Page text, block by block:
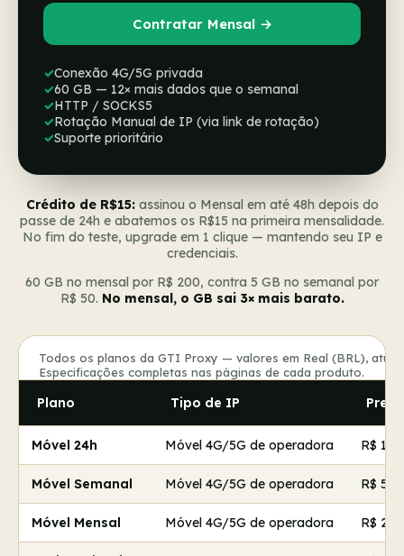
Contratar Mensal →
Conexão 4G/5G privada
60 GB — 12× mais dados que o semanal
HTTP / SOCKS5
Rotação Manual de IP (via link de rotação)
Suporte prioritário
Crédito de R$15:assinou o Mensal em até 48h depois do
passe de 24h e abatemos os R$15 na primeira mensalidade.
No fim do teste, upgrade em 1 clique — mantendo seu IP e
credenciais.
60 GB no mensal por R$ 200, contra 5 GB no semanal por
R$ 50. No mensal, o GB sai 3× mais barato.
Todos os planos da GTI Proxy — valores em Real (BRL),
Especificações completas nas páginas de cada produto.
Plano Tipo de IP Preço
Móvel 24h Móvel 4G/5G de operadora R$ 15
Móvel Semanal Móvel 4G/5G de operadora R$ 50
Móvel Mensal Móvel 4G/5G de operadora R$ 200